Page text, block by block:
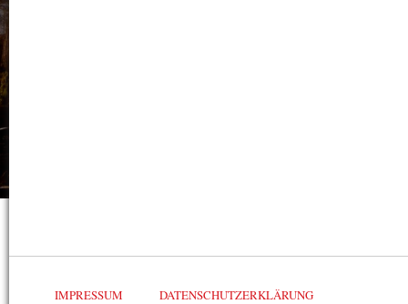
IMPRESSUM DATENSCHUTZERKLÄRUNG